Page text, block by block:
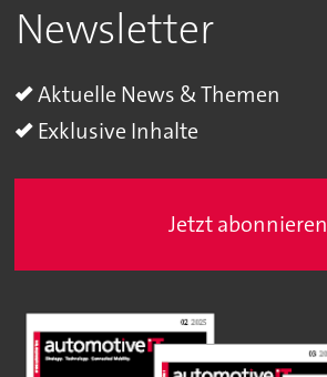
Newsletter
Aktuelle News & Themen
Exklusive Inhalte
Jetzt abonnieren